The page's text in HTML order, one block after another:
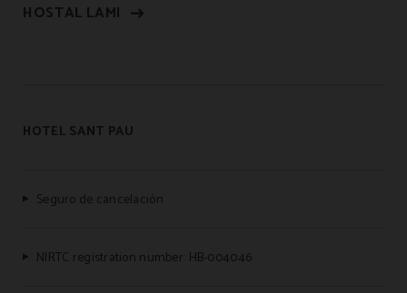
HOSTAL LAMI
HOTEL SANT PAU
Seguro de cancelación
NIRTC registration number: HB-004046